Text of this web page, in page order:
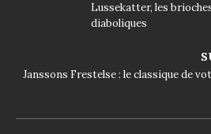
Lussekatter, les
diaboliques
Janssons Frestelse : le classique de